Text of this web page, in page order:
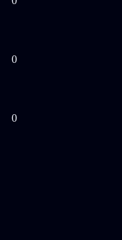
0
0